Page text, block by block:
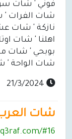
فوني ' شات
شات الفرات '
نازكة ' شات
اهلنا ' شات
بوبحي ' شات
شات الواحة '
شات
#16